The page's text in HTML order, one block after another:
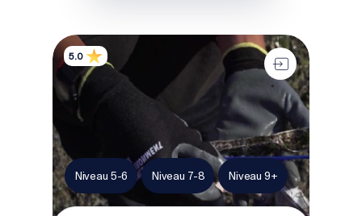
Le coût du confort
5.0
Niveau 5-6 Niveau 7-8 Niveau 9+